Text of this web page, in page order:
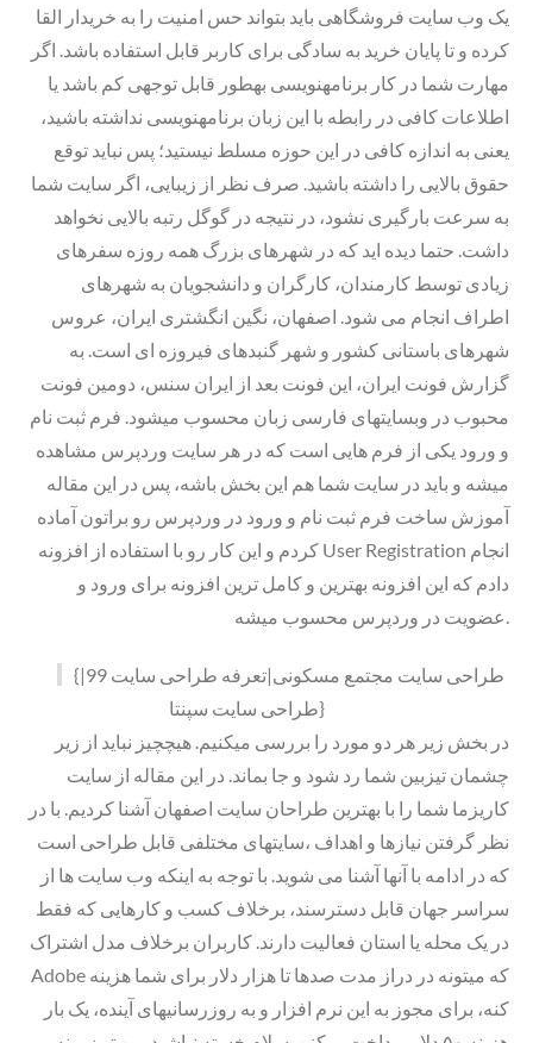
یک وب سایت فروشگاهی باید بتواند حس امنیت را به خریدار القا
کرده و تا پایان خرید به سادگی برای کاربر قابل استفاده باشد. اگر
مهارت شما در کار برنامهنویسی بهطور قابل توجهی کم باشد یا
اطلاعات کافی در رابطه با این زبان برنامهنویسی نداشته باشید،
یعنی به اندازه کافی در این حوزه مسلط نیستید؛ پس نباید توقع
حقوق بالایی را داشته باشید. صرف نظر از زیبایی، اگر سایت شما
به سرعت بارگیری نشود، در نتیجه در گوگل رتبه بالایی نخواهد
داشت. حتما دیده اید که در شهرهای بزرگ همه روزه سفرهای
زیادی توسط کارمندان، کارگران و دانشجویان به شهرهای
اطراف انجام می شود. اصفهان، نگین انگشتری ایران، عروس
شهرهای باستانی کشور و شهر گنبدهای فیروزه ای است. به
گزارش فونت ایران، این فونت بعد از ایران سنس، دومین فونت
محبوب در وبسایتهای فارسی زبان محسوب میشود. فرم ثبت نام
و ورود یکی از فرم هایی است که در هر سایت وردپرس مشاهده
میشه و باید در سایت شما هم این بخش باشه، پس در این مقاله
آموزش ساخت فرم ثبت نام و ورود در وردپرس رو براتون آماده
کردم و این کار رو با استفاده از افزونه User Registration انجام
دادم که این افزونه بهترین و کامل ترین افزونه برای ورود و
{طراحی سایت مجتمع مسکونی|تعرفه طراحی سایت 99|
طراحی سایت سپنتا}
در بخش زیر هر دو مورد را بررسی میکنیم. هیچچیز نباید از زیر
چشمان تیزبین شما رد شود و جا بماند. در این مقاله از سایت
کاریزما شما را با بهترین طراحان سایت اصفهان آشنا کردیم. با در
نظر گرفتن نیازها و اهداف ،سایتهای مختلفی قابل طراحی است
که در ادامه با آنها آشنا می شوید. با توجه به اینکه وب سایت ها از
سراسر جهان قابل دسترسند، برخلاف کسب و کارهایی که فقط
در یک محله یا استان فعالیت دارند. کاربران برخلاف مدل اشتراک
Adobe که میتونه در دراز مدت صدها تا هزار دلار برای شما هزینه
کنه، برای مجوز به این نرم افزار و به روزرسانیهای آینده، یک بار